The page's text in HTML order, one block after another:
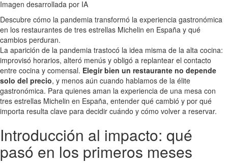
Imagen desarrollada por IA
Descubre cómo la pandemia transformó la experiencia gastronómica
en los restaurantes de tres estrellas Michelin en España y qué
cambios perduran.
La aparición de la pandemia trastocó la idea misma de la alta cocina:
improvisó horarios, alteró menús y obligó a replantear el contacto
entre cocina y comensal. Elegir bien un restaurante no depende
solo del precio, y menos aún cuando hablamos de la élite
gastronómica. Para quienes aman la experiencia de una mesa con
tres estrellas Michelin en España, entender qué cambió y por qué
importa resulta clave para decidir cuándo y cómo volver a reservar.
Introducción al impacto: qué
pasó en los primeros meses